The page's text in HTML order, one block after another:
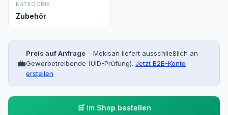
KATEGORIE
Zubehör
💼
Preis auf Anfrage – Mekisan liefert ausschließlich an
Gewerbetreibende (UID-Prüfung). Jetzt B2B-Konto
erstellen
🛒 Im Shop bestellen